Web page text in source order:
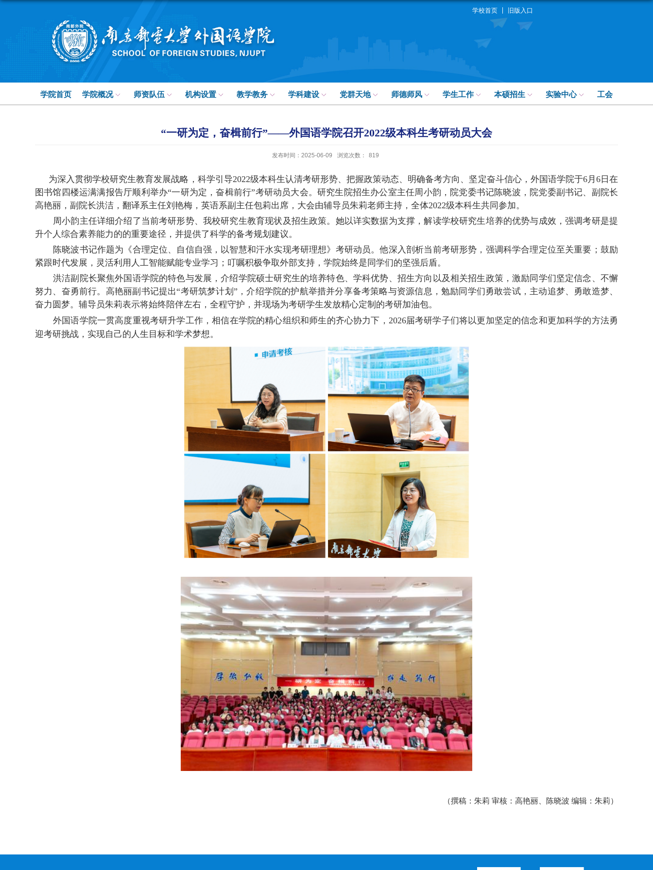
学校首页 旧版入口
学院首页 学院概况 师资队伍 机构设置 教学教务 学科建设 党群天地 师德师风 学生工作 本硕招生 实验中心 工会
“一研为定，奋楫前行”——外国语学院召开2022级本科生考研动员大会
发布时间：2025-06-09 浏览次数： 819
为深入贯彻学校研究生教育发展战略，科学引导2022级本科生认清考研形势、把握政策动态、明确备考方向、坚定奋斗信心，外国语学院于6月 6日在
图书馆四楼运满满报告厅顺利举办“一研为定，奋楫前行”考研动员大会。研究生院招生办公室主任周小韵，院党委书记陈晓波，院党委副书记、副院长
高艳丽，副院长洪洁，翻译系主任刘艳梅，英语系副主任包莉出席，大会由辅导员朱莉老师主持，全体2022级本科生共同参加。
周小韵主任详细介绍了当前考研形势、我校研究生教育现状及招生政策。她以详实数据为支撑，解读学校研究生培养的优势与成效，强调考研是提
升个人综合素养能力的的重要途径，并提供了科学的备考规划建议。
陈晓波书记作题为《合理定位、自信自强，以智慧和汗水实现考研理想》考研动员。他深入剖析当前考研形势，强调科学合理定位至关重要；鼓励
紧跟时代发展，灵活利用人工智能赋能专业学习；叮嘱积极争取外部支持，学院始终是同学们的坚强后盾。
洪洁副院长聚焦外国语学院的特色与发展，介绍学院硕士研究生的培养特色、学科优势、招生方向以及相关招生政策，激励同学们坚定信念、不懈
努力、奋勇前行。高艳丽副书记提出“考研筑梦计划”，介绍学院的护航举措并分享备考策略与资源信息，勉励同学们勇敢尝试，主动追梦、勇敢造梦、
奋力圆梦。辅导员朱莉表示将始终陪伴左右，全程守护，并现场为考研学生发放精心定制的考研加油包。
外国语学院一贯高度重视考研升学工作，相信在学院的精心组织和师生的齐心协力下， 2026届考研学子们将以更加坚定的信念和更加科学的方法勇
迎考研挑战，实现自己的人生目标和学术梦想。
（撰稿：朱莉 审核：高艳丽、陈晓波 编辑：朱莉）